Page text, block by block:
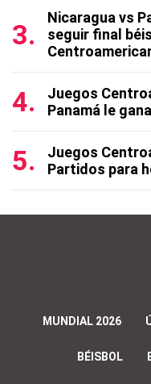
Nicaragua vs
seguir final
Juegos
Panamá le
Juegos
Partidos para
MUNDIAL 2026
BÉISBOL